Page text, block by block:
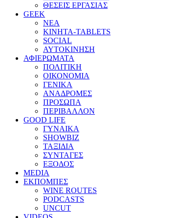
ΘΕΣΕΙΣ ΕΡΓΑΣΙΑΣ
GEEK
ΝΕΑ
ΚΙΝΗΤΑ-TABLETS
SOCIAL
ΑΥΤΟΚΙΝΗΣΗ
ΑΦΙΕΡΩΜΑΤΑ
ΠΟΛΙΤΙΚΗ
ΟΙΚΟΝΟΜΙΑ
ΓΕΝΙΚΑ
ΑΝΑΔΡΟΜΕΣ
ΠΡΟΣΩΠΑ
ΠΕΡΙΒΑΛΛΟΝ
GOOD LIFE
ΓΥΝΑΙΚΑ
SHOWBIZ
ΤΑΞΙΔΙΑ
ΣΥΝΤΑΓΕΣ
ΕΞΟΔΟΣ
MEDIA
ΕΚΠΟΜΠΕΣ
WINE ROUTES
PODCASTS
UNCUT